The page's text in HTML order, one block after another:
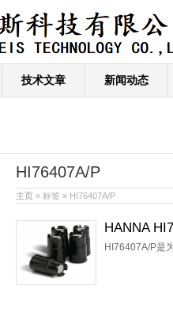
技术文章 新闻动态
HI76407A/P
主页 » 标签 » HI76407A/P
HANNA
HI76407A/P是